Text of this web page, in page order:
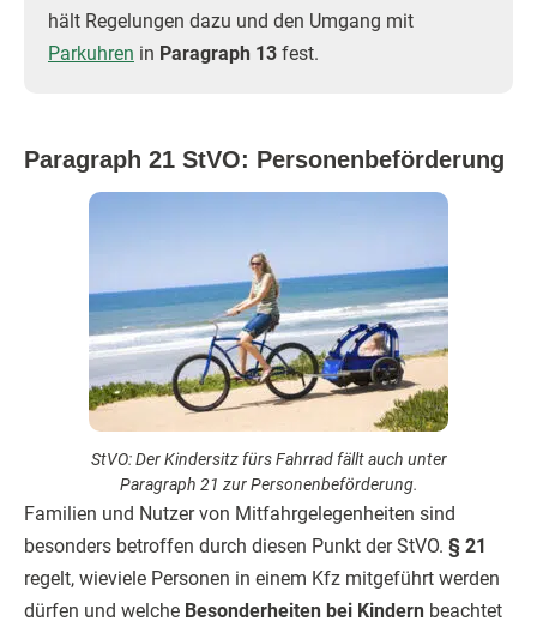
hält Regelungen dazu und den Umgang mit
Parkuhren in Paragraph 13 fest.
Paragraph 21 StVO: Personenbeförderung
StVO: Der Kindersitz fürs Fahrrad fällt auch unter
Paragraph 21 zur Personenbeförderung.
Familien und Nutzer von Mitfahrgelegenheiten sind
besonders betroffen durch diesen Punkt der StVO. § 21
regelt, wieviele Personen in einem Kfz mitgeführt werden
dürfen und welche Besonderheiten bei Kindern beachtet